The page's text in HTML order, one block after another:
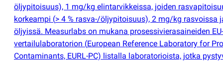
öljypitoisuus), 1 mg/kg elintarvikkeissa, joiden
korkeampi (> 4 % rasva-/öljypitoisuus), 2 mg/kg rasvoissa
öljyissä. Measurlabs on mukana prosessivierasaineiden EU-
vertailulaboratorion (European Reference Laboratory for
Contaminants, EURL-PC) listalla laboratorioista, jotka